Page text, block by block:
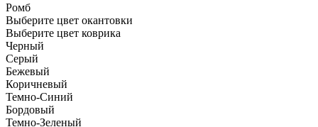
Ромб
Выберите цвет окантовки
Выберите цвет коврика
Черный
Серый
Бежевый
Коричневый
Темно-Синий
Бордовый
Темно-Зеленый